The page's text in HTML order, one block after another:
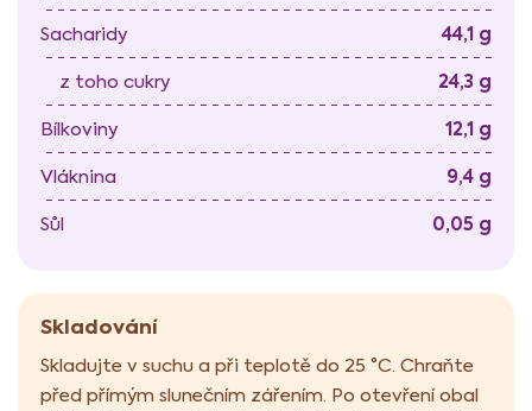
Sacharidy 44,1 g
z toho cukry 24,3 g
Bílkoviny 12,1 g
Vláknina 9,4 g
Sůl 0,05 g
Skladování
Skladujte v suchu a při teplotě do 25 °C. Chraňte
před přímým slunečním zářením. Po otevření obal